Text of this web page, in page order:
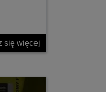
się więcej